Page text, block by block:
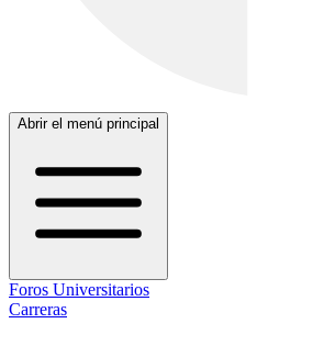
Abrir el menú principal
Foros Universitarios
Carreras